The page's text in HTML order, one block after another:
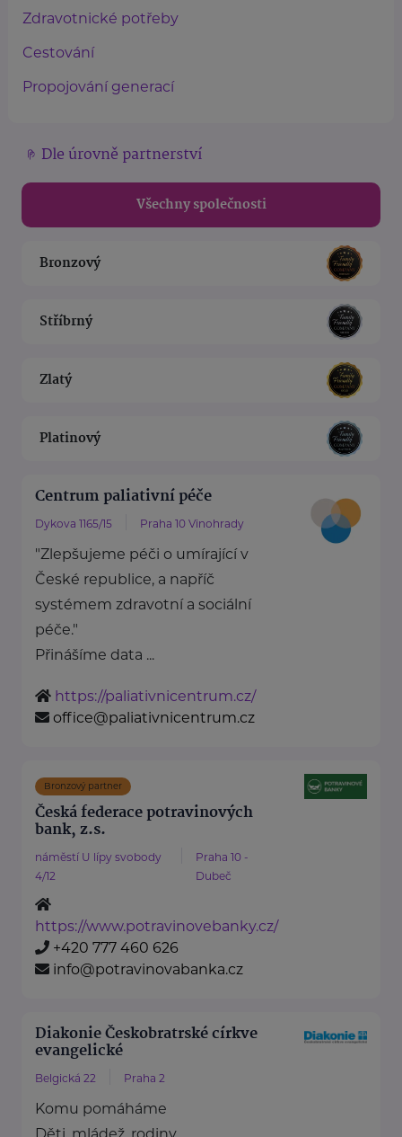
Zdravotnické potřeby
Cestování
Propojování generací
Dle úrovně partnerství
Všechny společnosti
Bronzový
Stříbrný
Zlatý
Platinový
Centrum paliativní péče
Dykova 1165/15 Praha 10 Vinohrady
"Zlepšujeme péči o umírající v
České republice, a napříč
systémem zdravotní a sociální
péče."
Přinášíme data ...
https://paliativnicentrum.cz/
office@paliativnicentrum.cz
Bronzový partner
Česká federace potravinových
bank, z.s.
náměstí U lípy svobody
4/12
Praha 10 -
Dubeč
https://www.potravinovebanky.cz/
+420 777 460 626
info@potravinovabanka.cz
Diakonie Českobratrské církve
evangelické
Belgická 22 Praha 2
Komu pomáháme